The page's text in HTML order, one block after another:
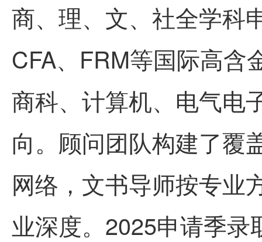
商、理、文、社全学科
CFA、FRM等国际高含
商科、计算机、电气电
向。顾问团队构建了覆
网络，文书导师按专业
业深度。2025申请季